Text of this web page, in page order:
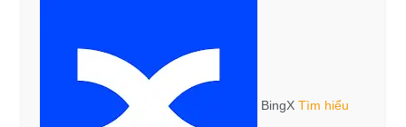
BingX Tìm hiểu